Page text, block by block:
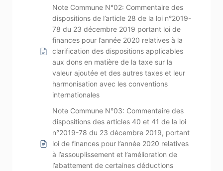
Note Commune N°02: Commentaire des
dispositions de l’article 28 de la loi n°2019-
78 du 23 décembre 2019 portant loi de
finances pour l’année 2020 relatives à la
clarification des dispositions applicables
aux dons en matière de la taxe sur la
valeur ajoutée et des autres taxes et leur
harmonisation avec les conventions
internationales
Note Commune N°03: Commentaire des
dispositions des articles 40 et 41 de la loi
n°2019-78 du 23 décembre 2019, portant
loi de finances pour l’année 2020 relatives
à l’assouplissement et l’amélioration de
l’abattement de certaines déductions